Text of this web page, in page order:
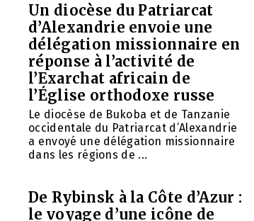
Un diocèse du Patriarcat
d’Alexandrie envoie une
délégation missionnaire en
réponse à l’activité de
l’Exarchat africain de
l’Église orthodoxe russe
Le diocèse de Bukoba et de Tanzanie
occidentale du Patriarcat d’Alexandrie
a envoyé une délégation missionnaire
dans les régions de ...
De Rybinsk à la Côte d’Azur :
le voyage d’une icône de